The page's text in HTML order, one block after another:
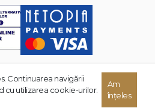
TREI. Toate drepturile rezervate.
Continuarea navigării
cu utilizarea cookie-urilor.
Am
înțeles